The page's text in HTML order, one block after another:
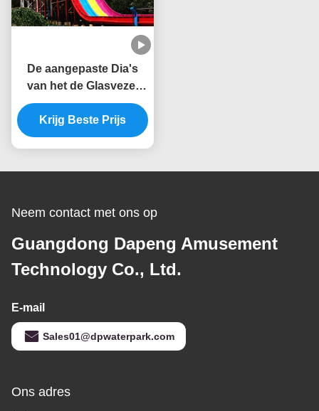
De aangepaste Dia's
van het de Glasvezel
Grote Water van Mat
Racer Water Slide FRP
voor Volwassenen
Krijg Beste Prijs
Neem contact met ons op
Guangdong Dapeng Amusement
Technology Co., Ltd.
E-mail
Sales01@dpwaterpark.com
Ons adres